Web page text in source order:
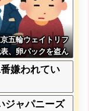
五輪ウェイトリフ
、卵パックを盗ん
ｗｗｗ
嫌われてい
ジャパニーズ